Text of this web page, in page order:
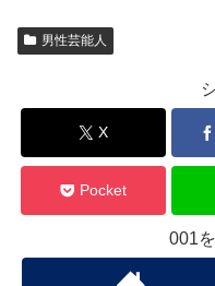
男性芸能人
X
Pocket
001